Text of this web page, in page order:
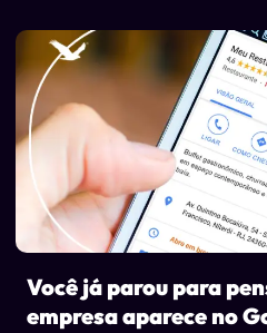
Você já parou para
empresa aparece no